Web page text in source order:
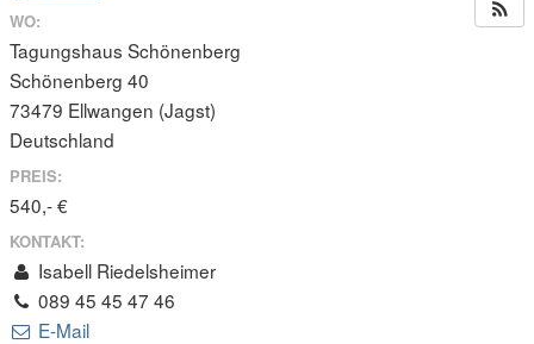
WO:
Tagungshaus Schönenberg
Schönenberg 40
73479 Ellwangen (Jagst)
Deutschland
PREIS:
540,- €
KONTAKT:
Isabell Riedelsheimer
089 45 45 47 46
E-Mail